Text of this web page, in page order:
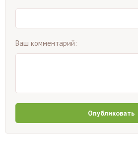
Ваш комментарий:
Опубликовать